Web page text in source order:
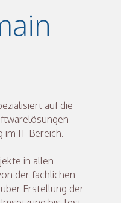
auf die
im IT-Bereich.
in allen
der fachlichen
Erstellung der